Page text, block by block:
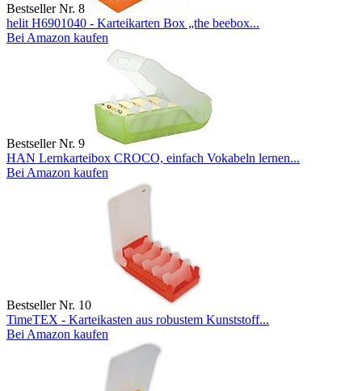
Bestseller Nr. 8
helit H6901040 - Karteikarten Box „the beebox...
Bei Amazon kaufen
Bestseller Nr. 9
HAN Lernkarteibox CROCO, einfach Vokabeln lernen...
Bei Amazon kaufen
Bestseller Nr. 10
TimeTEX - Karteikasten aus robustem Kunststoff...
Bei Amazon kaufen